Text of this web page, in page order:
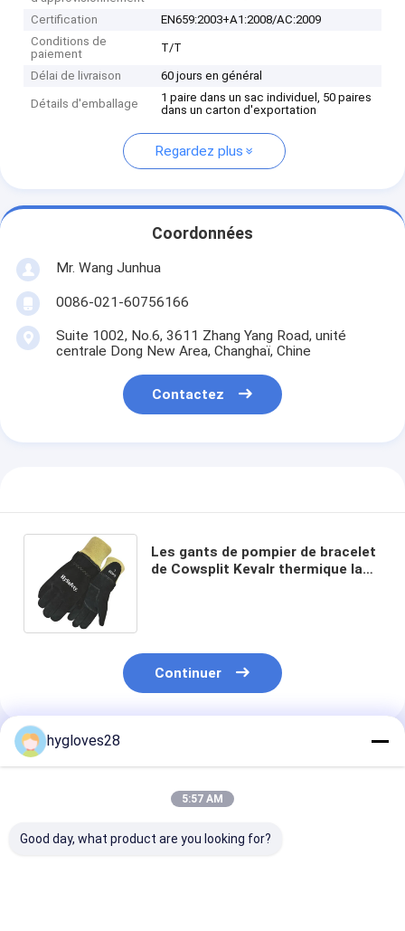
Certification
EN659:2003+A1:2008/AC:2009
Conditions de
paiement
T/T
Délai de livraison 60 jours en général
Détails d'emballage
1 paire dans un sac individuel, 50 paires
dans un carton d'exportation
Regardez plus
Coordonnées
Mr. Wang Junhua
0086-021-60756166
Suite 1002, No.6, 3611 Zhang Yang Road, unité
centrale Dong New Area, Changhaï, Chine
Contactez
Les gants de pompier de bracelet
de Cowsplit Kevalr thermique la
Continuer
Produits Recommandés
hygloves28
5:57 AM
Good day, what product are you looking for?